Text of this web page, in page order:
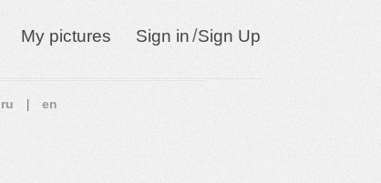
My pictures Sign in/Sign Up
ru en